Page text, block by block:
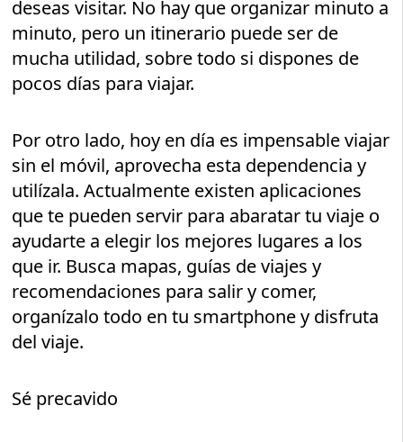
deseas visitar. No hay que organizar minuto a
minuto, pero un itinerario puede ser de
mucha utilidad, sobre todo si dispones de
pocos días para viajar.
Por otro lado, hoy en día es impensable viajar
sin el móvil, aprovecha esta dependencia y
utilízala. Actualmente existen aplicaciones
que te pueden servir para abaratar tu viaje o
ayudarte a elegir los mejores lugares a los
que ir. Busca mapas, guías de viajes y
recomendaciones para salir y comer,
organízalo todo en tu smartphone y disfruta
del viaje.
Sé precavido